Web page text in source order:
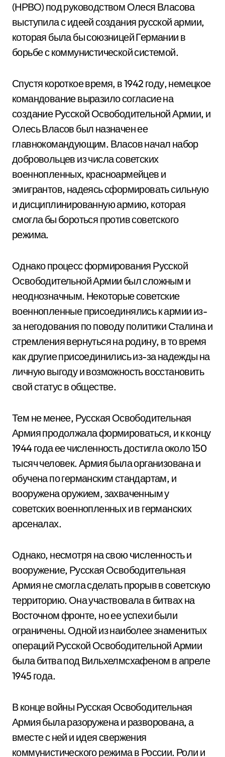
(НРВО) под руководством Олеся Власова
выступила с идеей создания русской армии,
которая была бы союзницей Германии в
борьбе с коммунистической системой.
Спустя короткое время, в 1942 году, немецкое
командование выразило согласие на
создание Русской Освободительной Армии, и
Олесь Власов был назначен ее
главнокомандующим. Власов начал набор
добровольцев из числа советских
военнопленных, красноармейцев и
эмигрантов, надеясь сформировать сильную
и дисциплинированную армию, которая
смогла бы бороться против советского
режима.
Однако процесс формирования Русской
Освободительной Армии был сложным и
неоднозначным. Некоторые советские
военнопленные присоединялись к армии из-
за негодования по поводу политики Сталина и
стремления вернуться на родину, в то время
как другие присоединились из-за надежды на
личную выгоду и возможность восстановить
свой статус в обществе.
Тем не менее, Русская Освободительная
Армия продолжала формироваться, и к концу
1944 года ее численность достигла около 150
тысяч человек. Армия была организована и
обучена по германским стандартам, и
вооружена оружием, захваченным у
советских военнопленных и в германских
арсеналах.
Однако, несмотря на свою численность и
вооружение, Русская Освободительная
Армия не смогла сделать прорыв в советскую
территорию. Она участвовала в битвах на
Восточном фронте, но ее успехи были
ограничены. Одной из наиболее знаменитых
операций Русской Освободительной Армии
была битва под Вильхелмсхафеном в апреле
1945 года.
В конце войны Русская Освободительная
Армия была разоружена и разворована, а
вместе с ней и идея свержения
коммунистического режима в России. Роли и